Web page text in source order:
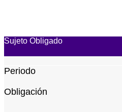
Sujeto Obligado
Periodo
Obligación